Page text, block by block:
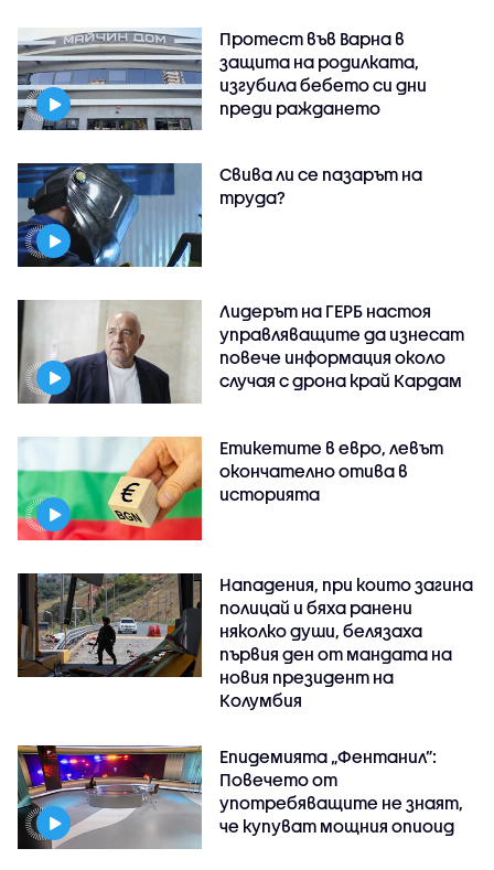
Протест във Варна в
защита на родилката,
изгубила бебето си дни
преди раждането
Свива ли се пазарът на
труда?
Лидерът на ГЕРБ настоя
управляващите да изнесат
повече информация около
случая с дрона край Кардам
Етикетите в евро, левът
окончателно отива в
историята
Нападения, при които загина
полицай и бяха ранени
няколко души, белязаха
първия ден от мандата на
новия президент на
Колумбия
Епидемията „Фентанил”:
Повечето от
употребяващите не знаят,
че купуват мощния опиоид